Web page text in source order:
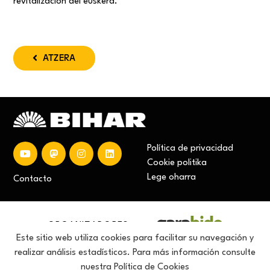
ATZERA
Contacto
Política de privacidad
Cookie politika
Lege oharra
Este sitio web utiliza cookies para facilitar su navegación y
realizar análisis estadísticos. Para más información consulte
nuestra Política de Cookies